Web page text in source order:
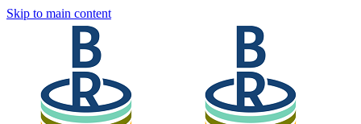
Skip to main content